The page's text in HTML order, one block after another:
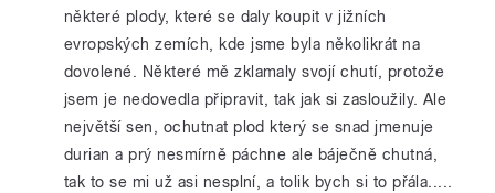
některé plody, které se daly koupit v jižních
evropských zemích, kde jsme byla několikrát na
dovolené. Některé mě zklamaly svojí chutí, protože
jsem je nedovedla připravit, tak jak si zasloužily. Ale
největší sen, ochutnat plod který se snad jmenuje
durian a prý nesmírně páchne ale báječně chutná,
tak to se mi už asi nesplní, a tolik bych si to přála.....